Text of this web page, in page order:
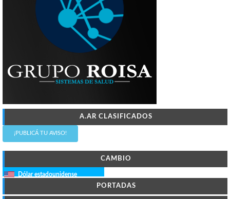
A.AR CLASIFICADOS
¡PUBLICÁ TU AVISO!
CAMBIO
Dólar estadounidense
PORTADAS